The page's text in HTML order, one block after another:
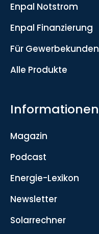
Enpal Notstrom
Enpal Finanzierung
Für Gewerbekunden
Alle Produkte
Informationen
Magazin
Podcast
Energie-Lexikon
Newsletter
Solarrechner